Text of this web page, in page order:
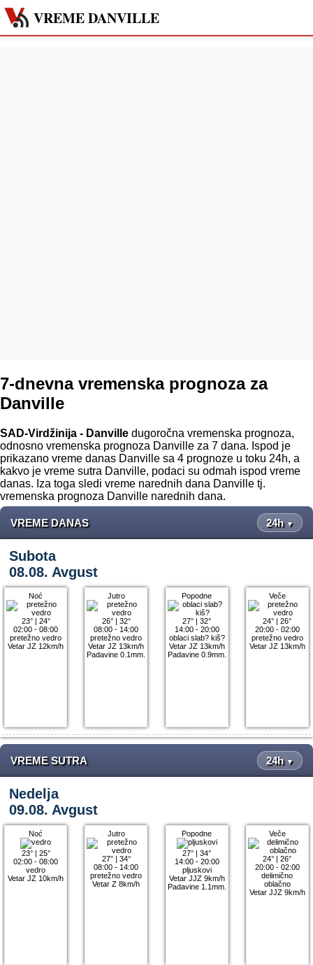
VREME DANVILLE
7-dnevna vremenska prognoza za
Danville
SAD-Virdžinija - Danville dugoročna vremenska prognoza,
odnosno vremenska prognoza Danville za 7 dana. Ispod je
prikazano vreme danas Danville sa 4 prognoze u toku 24h, a
kakvo je vreme sutra Danville, podaci su odmah ispod vreme
danas. Iza toga sledi vreme narednih dana Danville tj.
vremenska prognoza Danville narednih dana.
VREME DANAS 24h ▼
Subota
08.08. Avgust
Noć
23°| 24°
02:00 - 08:00
pretežno vedro
Vetar JZ 12km/h
Jutro
26°| 32°
08:00 - 14:00
pretežno vedro
Vetar JZ 13km/h
Padavine 0.1mm.
Popodne
27° |32°
14:00 - 20:00
oblaci slab? kiš?
Vetar JZ 13km/h
Padavine 0.9mm.
Veče
24° |26°
20:00 - 02:00
pretežno vedro
Vetar JZ 13km/h
VREME SUTRA 24h ▼
Nedelja
09.08. Avgust
Noć
23°| 25°
02:00 - 08:00
vedro
Vetar JZ 10km/h
Jutro
27°| 34°
08:00 - 14:00
pretežno vedro
Vetar Z 8km/h
Popodne
27° |34°
14:00 - 20:00
pljuskovi
Vetar JJZ 9km/h
Padavine 1.1mm.
Veče
24° |26°
20:00 - 02:00
delimično
oblačno
Vetar JJZ 9km/h